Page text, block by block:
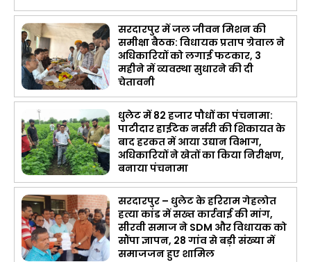
सरदारपुर में जल जीवन मिशन की
समीक्षा बैठक: विधायक प्रताप ग्रेवाल ने
अधिकारियों को लगाई फटकार, 3
महीने में व्यवस्था सुधारने की दी
चेतावनी
धुलेट में 82 हजार पौधों का पंचनामा:
पाटीदार हाईटेक नर्सरी की शिकायत के
बाद हरकत में आया उद्यान विभाग,
अधिकारियों ने खेतों का किया निरीक्षण,
बनाया पंचनामा
सरदारपुर – धुलेट के हरिराम गेहलोत
हत्या कांड में सख्त कार्रवाई की मांग,
सीरवी समाज ने SDM और विधायक को
सौंपा ज्ञापन, 28 गांव से बड़ी संख्या में
समाजजन हुए शामिल